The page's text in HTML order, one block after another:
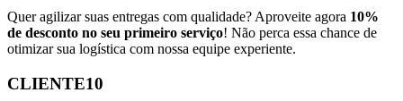
Quer agilizar suas entregas com qualidade? Aproveite agora 10%
de desconto no seu primeiro serviço! Não perca essa chance de
otimizar sua logística com nossa equipe experiente.
CLIENTE10